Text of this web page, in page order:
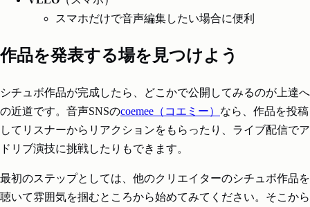
スマホだけで音声編集したい場合に便利
作品を発表する場を見つけよう
シチュボ作品が完成したら、どこかで公開してみるのが上達へ
の近道です。音声SNSのcoemee（コエミー） なら、作品を投稿
してリスナーからリアクションをもらったり、ライブ配信でア
ドリブ演技に挑戦したりもできます。
最初のステップとしては、他のクリエイターのシチュボ作品を
聴いて雰囲気を掴むところから始めてみてください。そこから